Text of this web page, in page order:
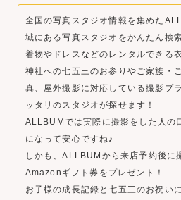
全国の写真スタジオ情報を集めた
域にある写真スタジオをかんたん検
着物やドレスなどのレンタルできる
神社への七五三のお参りやご家族・
真、屋外撮影に対応している撮影プ
ッタリのスタジオが探せます！
ALLBUMでは実際に撮影をした人の
になって安心ですね♪
しかも、ALLBUMから来店予約後に
Amazonギフト券をプレゼント！
お子様の成長記録と七五三のお祝い